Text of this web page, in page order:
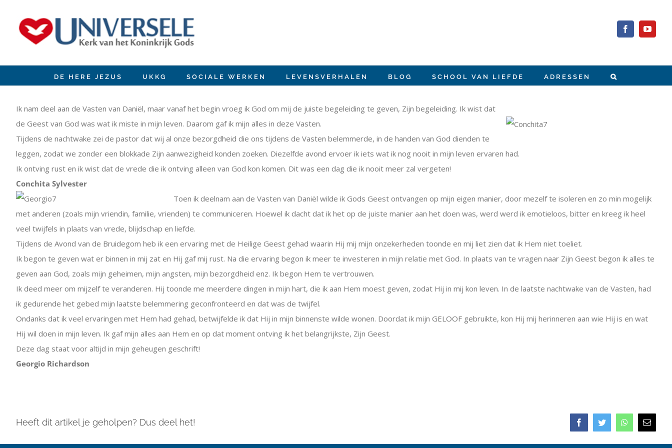
Facebook
DE HERE JEZUS UKKG SOCIALE WERKEN LEVENSVERHALEN BLOG SCHOOL VAN LIEFDE ADRESSEN
Larger
Image
Ik nam deel aan de Vasten van Daniël, maar vanaf het begin vroeg ik God om mij de juiste begeleiding te geven, Zijn begeleiding. Ik wist dat
de Geest van God was wat ik miste in mijn leven. Daarom gaf ik mijn alles in deze Vasten.
Tijdens de nachtwake zei de pastor dat wij al onze bezorgdheid die ons tijdens de Vasten belemmerde, in de handen van God dienden te
leggen, zodat we zonder een blokkade Zijn aanwezigheid konden zoeken. Diezelfde avond ervoer ik iets wat ik nog nooit in mijn leven ervaren had.
Ik ontving rust en ik wist dat de vrede die ik ontving alleen van God kon komen. Dit was een dag die ik nooit meer zal vergeten!
Conchita Sylvester
Toen ik deelnam aan de Vasten van Daniël wilde ik Gods Geest ontvangen op mijn eigen manier, door mezelf te isoleren en zo min mogelijk
met anderen (zoals mijn vriendin, familie, vrienden) te communiceren. Hoewel ik dacht dat ik het op de juiste manier aan het doen was, werd werd ik emotieloos, bitter en kreeg ik heel
veel twijfels in plaats van vrede, blijdschap en liefde.
Tijdens de Avond van de Bruidegom heb ik een ervaring met de Heilige Geest gehad waarin Hij mij mijn onzekerheden toonde en mij liet zien dat ik Hem niet toeliet.
Ik begon te geven wat er binnen in mij zat en Hij gaf mij rust. Na die ervaring begon ik meer te investeren in mijn relatie met God. In plaats van te vragen naar Zijn Geest begon ik alles te
geven aan God, zoals mijn geheimen, mijn angsten, mijn bezorgdheid enz. Ik begon Hem te vertrouwen.
Ik deed meer om mijzelf te veranderen. Hij toonde me meerdere dingen in mijn hart, die ik aan Hem moest geven, zodat Hij in mij kon leven. In de laatste nachtwake van de Vasten, had
ik gedurende het gebed mijn laatste belemmering geconfronteerd en dat was de twijfel.
Ondanks dat ik veel ervaringen met Hem had gehad, betwijfelde ik dat Hij in mijn binnenste wilde wonen. Doordat ik mijn GELOOF gebruikte, kon Hij mij herinneren aan wie Hij is en wat
Hij wil doen in mijn leven. Ik gaf mijn alles aan Hem en op dat moment ontving ik het belangrijkste, Zijn Geest.
Deze dag staat voor altijd in mijn geheugen geschrift!
Georgio Richardson
Heeft dit artikel je geholpen? Dus deel het! FacebookTwitterWhatsApp
E-
mail